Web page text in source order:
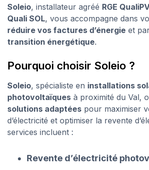
Soleio, installateur agréé RGE
Quali SOL, vous accompagne dans
réduire vos factures d’énergie et
transition énergétique.
Pourquoi choisir Soleio ?
Soleio, spécialiste en installations
photovoltaïques à proximité du Val,
solutions adaptées pour maximiser
d’électricité et optimiser la revente
services incluent :
Revente d’électricité